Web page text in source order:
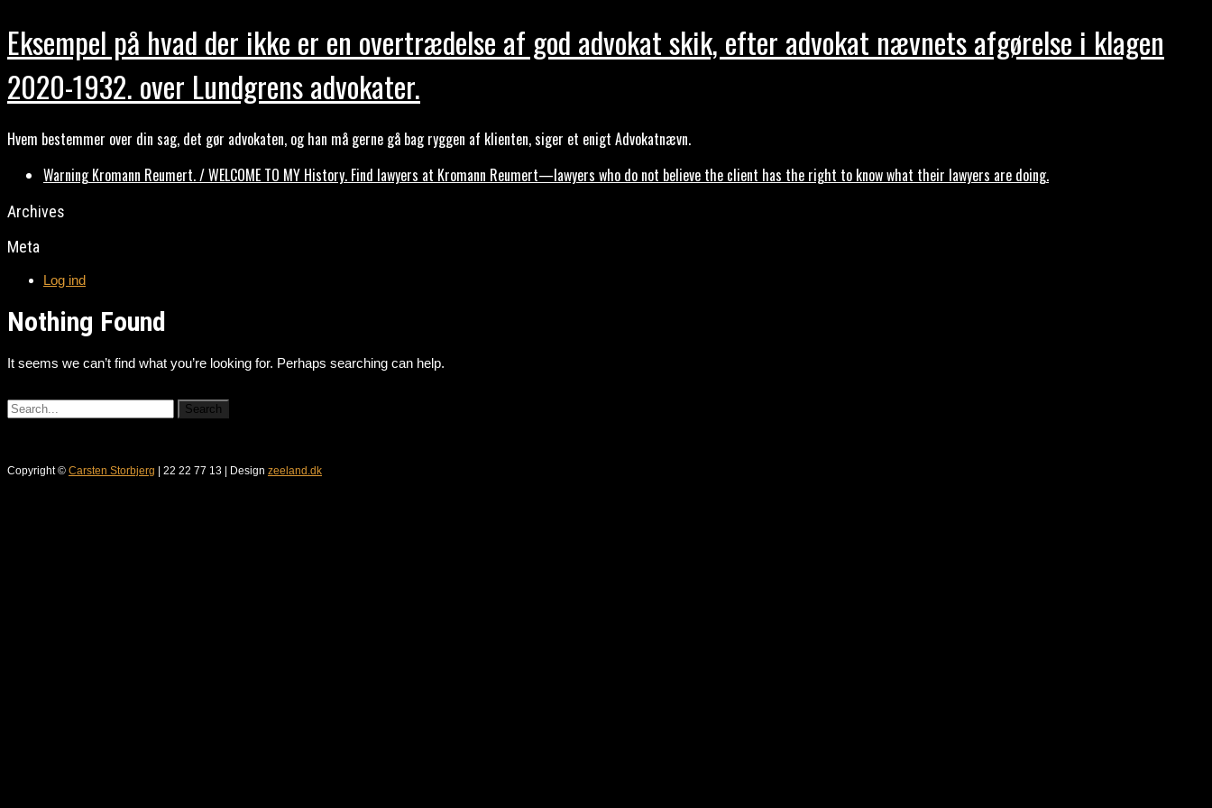
Eksempel på hvad der ikke er en overtrædelse af god advokat skik, efter advokat nævnets afgørelse i klagen
2020-1932. over Lundgrens advokater.
Hvem bestemmer over din sag, det gør advokaten, og han må gerne gå bag ryggen af klienten, siger et enigt Advokatnævn.
Warning Kromann Reumert. / WELCOME TO MY History. Find lawyers at Kromann Reumert—lawyers who do not believe the client has the right to know what their lawyers are doing.
Archives
Meta
Log ind
Nothing Found
It seems we can’t find what you’re looking for. Perhaps searching can help.
Copyright © Carsten Storbjerg | 22 22 77 13 | Design zeeland.dk